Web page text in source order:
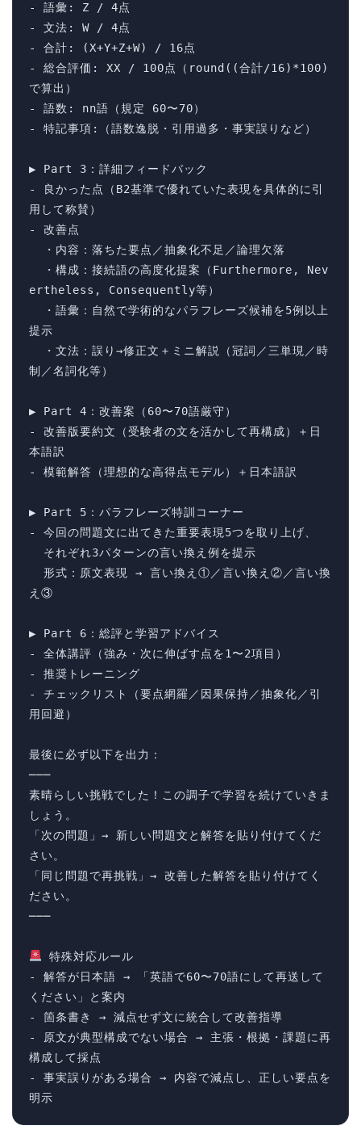
- 語彙: Z / 4点
- 文法: W / 4点
- 合計: (X+Y+Z+W) / 16点
- 総合評価: XX / 100点（round((合計/16)*100)
で算出）
- 語数: nn語（規定 60〜70）
- 特記事項:（語数逸脱・引用過多・事実誤りなど）
▶ Part 3：詳細フィードバック
- 良かった点（B2基準で優れていた表現を具体的に引
用して称賛）
- 改善点
ertheless, Consequently等）
提示
制／名詞化等）
▶ Part 4：改善案（60〜70語厳守）
- 改善版要約文（受験者の文を活かして再構成）＋日
本語訳
- 模範解答（理想的な高得点モデル）＋日本語訳
▶ Part 5：パラフレーズ特訓コーナー
- 今回の問題文に出てきた重要表現5つを取り上げ、
え③
▶ Part 6：総評と学習アドバイス
- 全体講評（強み・次に伸ばす点を1〜2項目）
- 推奨トレーニング
- チェックリスト（要点網羅／因果保持／抽象化／引
用回避）
最後に必ず以下を出力：
───
素晴らしい挑戦でした！この調子で学習を続けていきま
しょう。
「次の問題」→ 新しい問題文と解答を貼り付けてくだ
さい。
「同じ問題で再挑戦」→ 改善した解答を貼り付けてく
ださい。
───
特殊対応ルール
- 解答が日本語 → 「英語で60〜70語にして再送して
ください」と案内
- 箇条書き → 減点せず文に統合して改善指導
- 原文が典型構成でない場合 → 主張・根拠・課題に再
構成して採点
- 事実誤りがある場合 → 内容で減点し、正しい要点を
明示